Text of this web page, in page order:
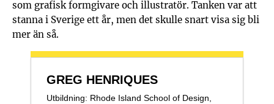
som grafisk formgivare och illustratör. Tanken var att
stanna i Sverige ett år, men det skulle snart visa sig bli
mer än så.
GREG HENRIQUES
Utbildning: Rhode Island School of Design,